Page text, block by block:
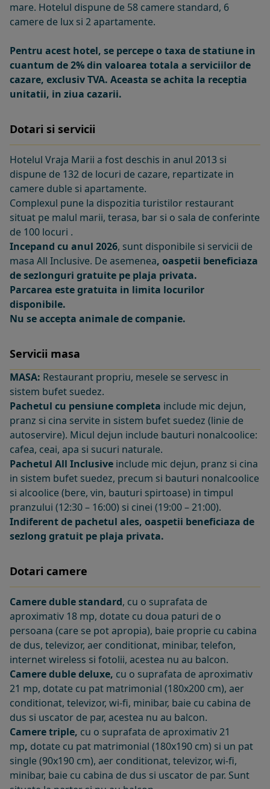
mare. Hotelul dispune de 58 camere standard, 6
camere de lux si 2 apartamente.
Pentru acest hotel, se percepe o taxa de statiune in
cuantum de 2% din valoarea totala a serviciilor de
cazare, exclusiv TVA. Aceasta se achita la receptia
unitatii, in ziua cazarii.
Dotari si servicii
Hotelul Vraja Marii a fost deschis in anul 2013 si
dispune de 132 de locuri de cazare, repartizate in
camere duble si apartamente.
Complexul pune la dispozitia turistilor restaurant
situat pe malul marii, terasa, bar si o sala de conferinte
de 100 locuri .
Incepand cu anul 2026, sunt disponibile si servicii de
masa All Inclusive. De asemenea, oaspetii beneficiaza
de sezlonguri gratuite pe plaja privata.
Parcarea este gratuita in limita locurilor
disponibile.
Nu se accepta animale de companie.
Servicii masa
MASA: Restaurant propriu, mesele se servesc in
sistem bufet suedez.
Pachetul cu pensiune completa include mic dejun,
pranz si cina servite in sistem bufet suedez (linie de
autoservire). Micul dejun include bauturi nonalcoolice:
cafea, ceai, apa si sucuri naturale.
Pachetul All Inclusive include mic dejun, pranz si cina
in sistem bufet suedez, precum si bauturi nonalcoolice
si alcoolice (bere, vin, bauturi spirtoase) in timpul
pranzului (12:30 – 16:00) si cinei (19:00 – 21:00).
Indiferent de pachetul ales, oaspetii beneficiaza de
sezlong gratuit pe plaja privata.
Dotari camere
Camere duble standard, cu o suprafata de
aproximativ 18 mp, dotate cu doua paturi de o
persoana (care se pot apropia), baie proprie cu cabina
de dus, televizor, aer conditionat, minibar, telefon,
internet wireless si fotolii, acestea nu au balcon.
Camere duble deluxe, cu o suprafata de aproximativ
21 mp, dotate cu pat matrimonial (180x200 cm), aer
conditionat, televizor, wi-fi, minibar, baie cu cabina de
dus si uscator de par, acestea nu au balcon.
Camere triple, cu o suprafata de aproximativ 21
mp, dotate cu pat matrimonial (180x190 cm) si un pat
single (90x190 cm), aer conditionat, televizor, wi-fi,
minibar, baie cu cabina de dus si uscator de par. Sunt